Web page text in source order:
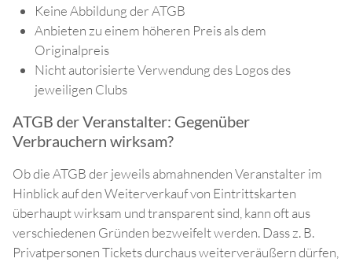
Keine Abbildung der ATGB
Anbieten zu einem höheren Preis als dem
Originalpreis
Nicht autorisierte Verwendung des Logos des
jeweiligen Clubs
ATGB der Veranstalter: Gegenüber
Verbrauchern wirksam?
Ob die ATGB der jeweils abmahnenden Veranstalter im
Hinblick auf den Weiterverkauf von Eintrittskarten
überhaupt wirksam und transparent sind, kann oft aus
verschiedenen Gründen bezweifelt werden. Dass z. B.
Privatpersonen Tickets durchaus weiterveräußern dürfen,